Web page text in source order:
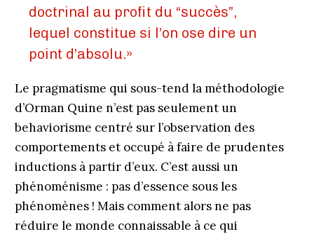
doctrinal au profit du “succès”,
lequel constitue si l’on ose dire un
point d’absolu.»
Le pragmatisme qui sous-tend la méthodologie
d’Orman Quine n’est pas seulement un
behaviorisme centré sur l’observation des
comportements et occupé à faire de prudentes
inductions à partir d’eux. C’est aussi un
phénoménisme : pas d’essence sous les
phénomènes ! Mais comment alors ne pas
réduire le monde connaissable à ce qui